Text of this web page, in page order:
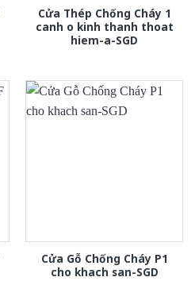
Cửa Thép Chống Cháy 1
canh o kinh thanh thoat
hiem-a-SGD
Cửa Gỗ Chống Cháy P1
cho khach san-SGD